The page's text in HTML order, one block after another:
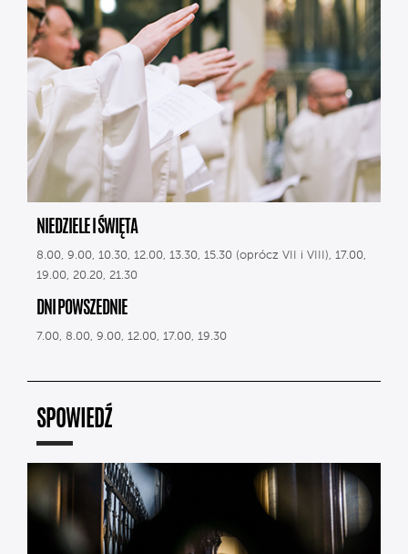
NIEDZIELE I ŚWIĘTA
8.00, 9.00, 10.30, 12.00, 13.30, 15.30 (oprócz VII i VIII), 17.00,
19.00, 20.20, 21.30
DNI POWSZEDNIE
7.00, 8.00, 9.00, 12.00, 17.00, 19.30
SPOWIEDŹ